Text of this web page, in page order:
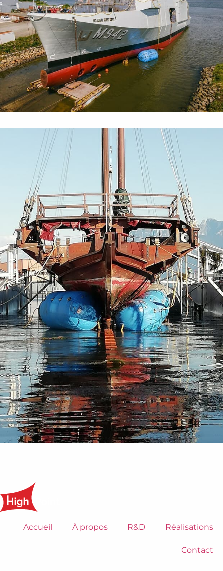
Accueil À propos R&D Réalisations
Contact